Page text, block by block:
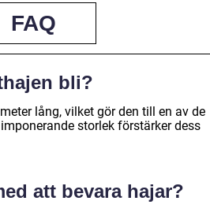
FAQ
bli?
lång, vilket gör den till en av de
storlek förstärker dess
att bevara hajar?